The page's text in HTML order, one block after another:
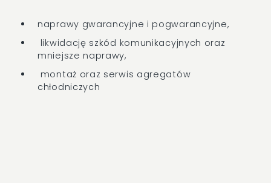
naprawy gwarancyjne i pogwarancyjne,
likwidację szkód komunikacyjnych oraz
mniejsze naprawy,
montaż oraz serwis agregatów
chłodniczych